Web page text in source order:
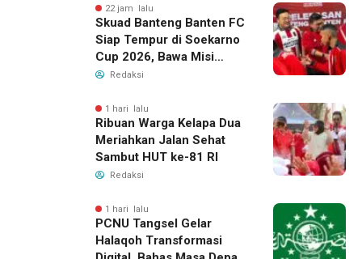
22 jam lalu
Skuad Banteng Banten FC
Siap Tempur di Soekarno
Cup 2026, Bawa Misi
Harumkan Nama Banten
Redaksi
1 hari lalu
Ribuan Warga Kelapa Dua
Meriahkan Jalan Sehat
Sambut HUT ke-81 RI
Redaksi
1 hari lalu
PCNU Tangsel Gelar
Halaqoh Transformasi